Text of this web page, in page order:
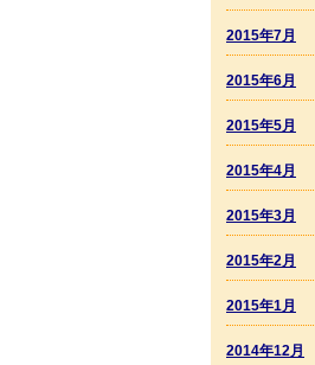
2015年7月
2015年6月
2015年5月
2015年4月
2015年3月
2015年2月
2015年1月
2014年12月